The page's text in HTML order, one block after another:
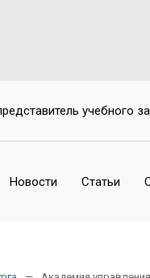
учебного
Новости Статьи